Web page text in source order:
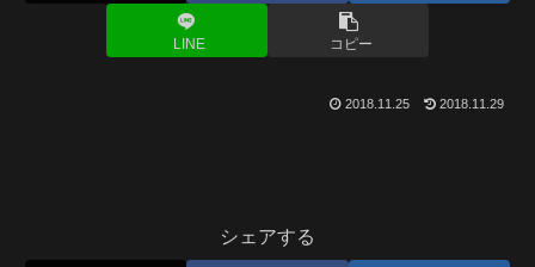
LINE コピー
2018.11.25 2018.11.29
シェアする